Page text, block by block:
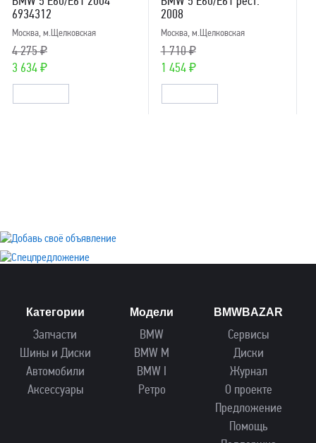
6934312
Москва, м.Щелковская
4 275 ₽
3 634 ₽
2008
Москва, м.Щелковская
1 710 ₽
1 454 ₽
Категории
Запчасти
Шины и Диски
Автомобили
Аксессуары
Модели
BMW
BMW M
BMW I
Ретро
BMWBAZAR
Сервисы
Диски
Журнал
О проекте
Предложение
Помощь